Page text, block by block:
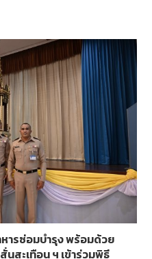
ารซ่อมบำรุง พร้อมด้วย
สะเทือน ฯ เข้าร่วมพิธี